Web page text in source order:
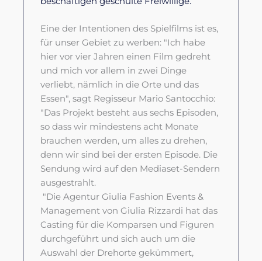
Eine der Intentionen des Spielfilms ist es,
für unser Gebiet zu werben: "Ich habe
hier vor vier Jahren einen Film gedreht
und mich vor allem in zwei Dinge
verliebt, nämlich in die Orte und das
Essen", sagt Regisseur Mario Santocchio:
"Das Projekt besteht aus sechs Episoden,
so dass wir mindestens acht Monate
brauchen werden, um alles zu drehen,
denn wir sind bei der ersten Episode. Die
Sendung wird auf den Mediaset-Sendern
ausgestrahlt.
"Die Agentur Giulia Fashion Events &
Management von Giulia Rizzardi hat das
Casting für die Komparsen und Figuren
durchgeführt und sich auch um die
Auswahl der Drehorte gekümmert,